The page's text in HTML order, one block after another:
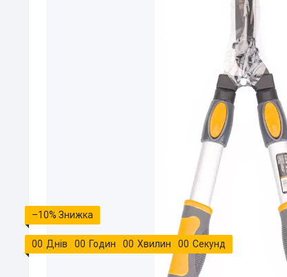
–10%
00 Днів 00 Годин 00 Хвилин 00 Секунд